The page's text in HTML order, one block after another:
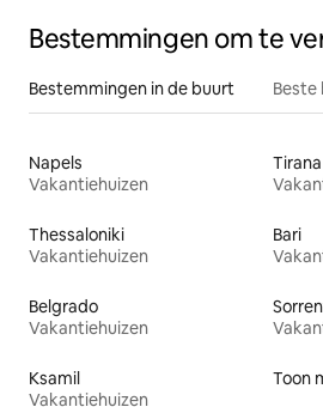
Bestemmingen om te
Bestemmingen in de buurt Beste
Napels
Vakantiehuizen
Tirana
Thessaloniki
Vakantiehuizen
Bari
Belgrado
Vakantiehuizen
Ksamil
Vakantiehuizen
Toon